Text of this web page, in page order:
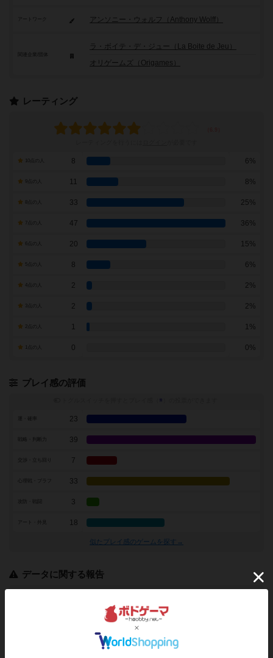
アートワーク アンソニー・ウォルフ（Anthony Wolff）
ラ・ボイテ・デ・ジュー（La Boite de Jeu）
オリゲームズ（Origames）
レーティング
8 6%
11 8%
33 25%
7点の人 47 36%
20 15%
8 6%
2 2%
2 2%
1 1%
0 0%
プレイ感の評価
※
23
戦略・判断力 39
7
33
3
アート・外見 18
似たプレイ感のゲームを探す→
データに関する報告
ログインするとフォームが表示されます